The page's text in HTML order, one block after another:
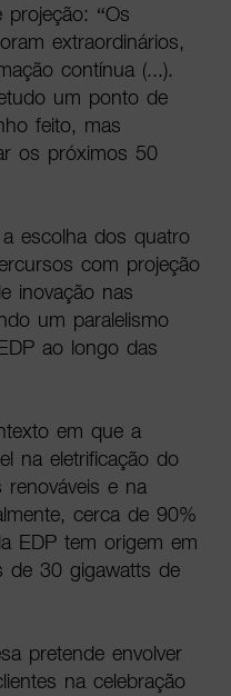
“Os
extraordinários,
contínua (...).
um ponto de
feito, mas
os próximos 50
escolha dos quatro
com projeção
inovação nas
um paralelismo
ao longo das
em que a
na eletrificação do
renováveis e na
cerca de 90%
EDP tem origem em
de 30 gigawatts de
pretende envolver
na celebração